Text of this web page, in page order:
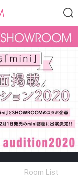
Comments
Room List